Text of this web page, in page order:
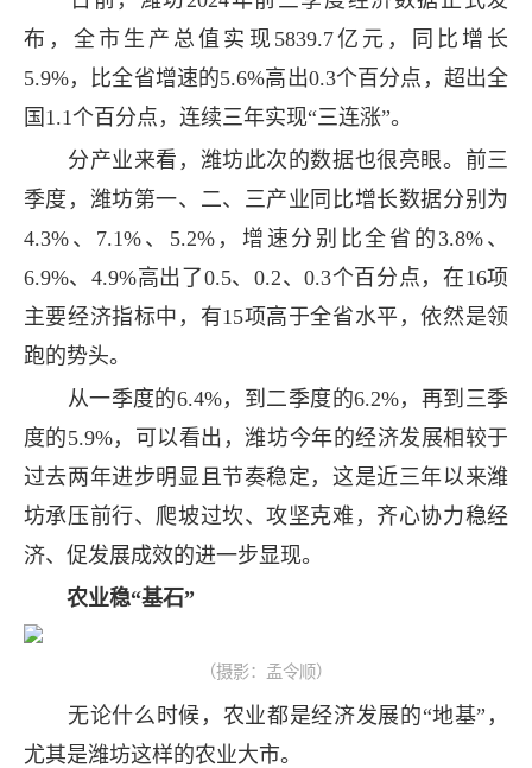
布，全市生产总值实现5839.7亿元，同比增长
5.9%，比全省增速的5.6%高出0.3个百分点，超出全
国1.1个百分点，连续三年实现“三连涨”。
分产业来看，潍坊此次的数据也很亮眼。前三
季度，潍坊第一、二、三产业同比增长数据分别为
4.3%、7.1%、5.2%，增速分别比全省的3.8%、
6.9%、4.9%高出了0.5、0.2、0.3个百分点，在16项
主要经济指标中，有15项高于全省水平，依然是领
跑的势头。
从一季度的6.4%，到二季度的6.2%，再到三季
度的5.9%，可以看出，潍坊今年的经济发展相较于
过去两年进步明显且节奏稳定，这是近三年以来潍
坊承压前行、爬坡过坎、攻坚克难，齐心协力稳经
济、促发展成效的进一步显现。
农业稳“基石”
（摄影：孟令顺）
无论什么时候，农业都是经济发展的“地基”，
尤其是潍坊这样的农业大市。